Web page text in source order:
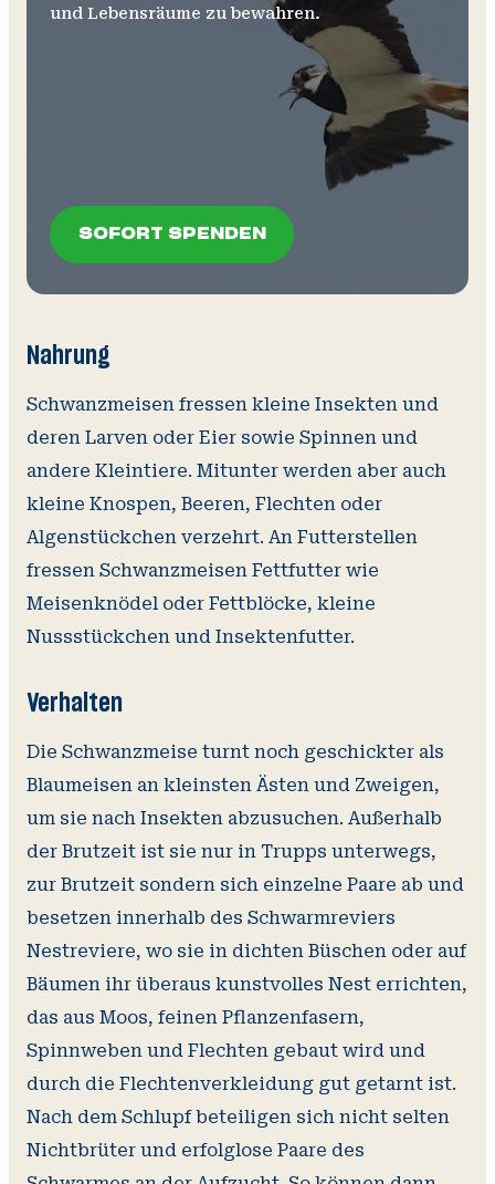
und Lebensräume zu bewahren.
SOFORT SPENDEN
Nahrung
Schwanzmeisen fressen kleine Insekten und
deren Larven oder Eier sowie Spinnen und
andere Kleintiere. Mitunter werden aber auch
kleine Knospen, Beeren, Flechten oder
Algenstückchen verzehrt. An Futterstellen
fressen Schwanzmeisen Fettfutter wie
Meisenknödel oder Fettblöcke, kleine
Nussstückchen und Insektenfutter.
Verhalten
Die Schwanzmeise turnt noch geschickter als
Blaumeisen an kleinsten Ästen und Zweigen,
um sie nach Insekten abzusuchen. Außerhalb
der Brutzeit ist sie nur in Trupps unterwegs,
zur Brutzeit sondern sich einzelne Paare ab und
besetzen innerhalb des Schwarmreviers
Nestreviere, wo sie in dichten Büschen oder auf
Bäumen ihr überaus kunstvolles Nest errichten,
das aus Moos, feinen Pflanzenfasern,
Spinnweben und Flechten gebaut wird und
durch die Flechtenverkleidung gut getarnt ist.
Nach dem Schlupf beteiligen sich nicht selten
Nichtbrüter und erfolglose Paare des